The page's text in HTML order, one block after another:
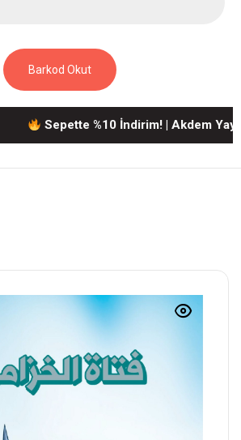
Barkod Okut
Sepette %10 İndirim! | Akdem